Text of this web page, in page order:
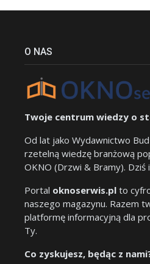
O NAS
Twoje centrum wiedzy o
Od lat jako Wydawnictwo
rzetelną wiedzę branżową
OKNO (Drzwi & Bramy). Dziś
Portal oknoserwis.pl to
naszego magazynu. Razem
platformę informacyjną dla
Ty.
Co zyskujesz, będąc z